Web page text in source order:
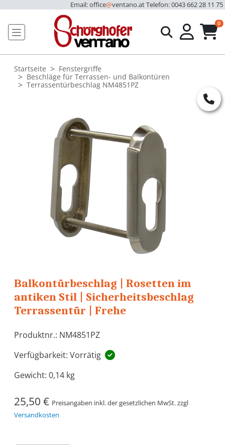
Email: office@ventano.atTelefon: 0043 662 28 11 75
0
Startseite
Fenstergriffe
Beschläge für Terrassen- und Balkontüren
Terrassentürbeschlag NM4851PZ
Balkontürbeschlag | Rosetten im
antiken Stil | Sicherheitsbeschlag
Terrassentür | Frehe
Produktnr.: NM4851PZ
Verfügbarkeit: Vorrätig
Gewicht: 0,14 kg
25,50 € Preisangaben inkl. der gesetzlichen MwSt. zzgl
Versandkosten